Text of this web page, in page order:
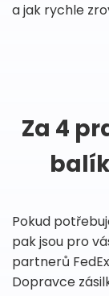
a jak rychle
Za 4
Pokud
pak jsou pro
partnerů FedEx
Dopravce